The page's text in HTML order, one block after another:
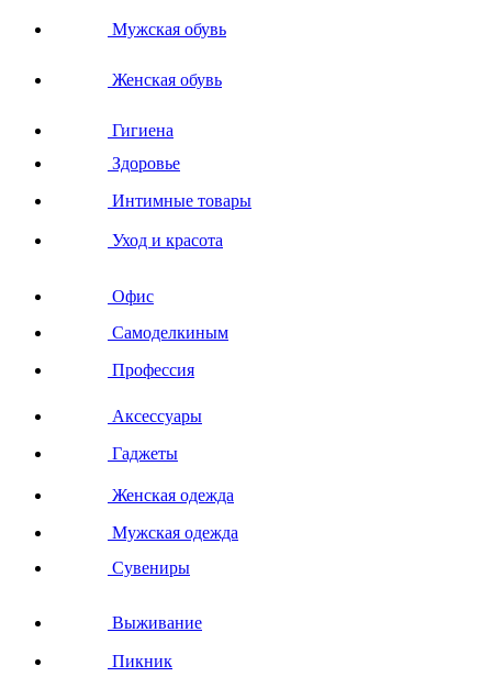
Мужская обувь
Женская обувь
Гигиена
Здоровье
Интимные товары
Уход и красота
Офис
Самоделкиным
Профессия
Аксессуары
Гаджеты
Женская одежда
Мужская одежда
Сувениры
Выживание
Пикник